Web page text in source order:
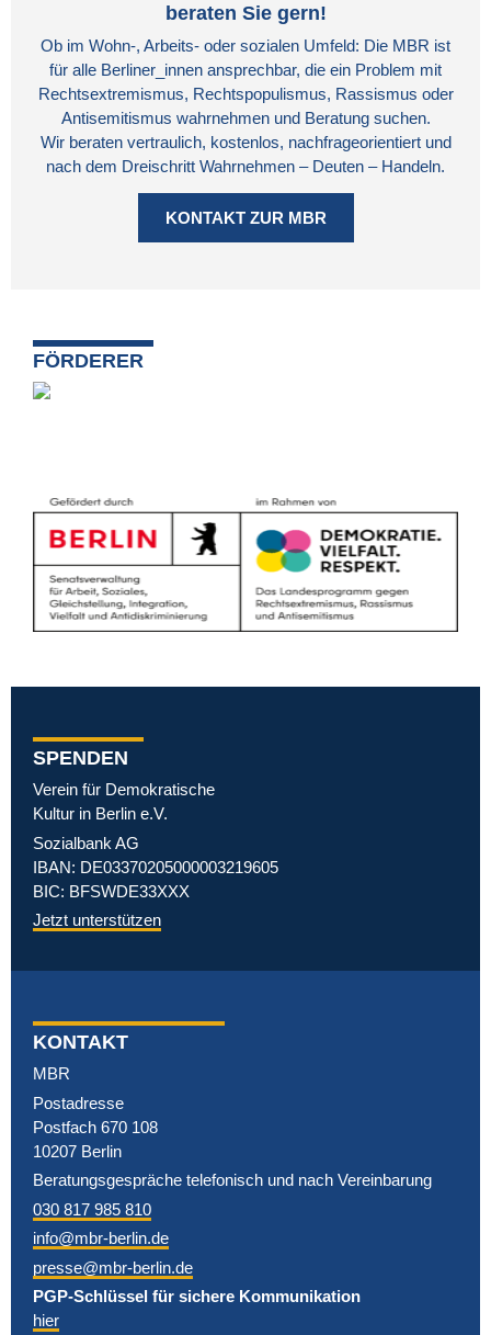
beraten Sie gern!
Ob im Wohn-, Arbeits- oder sozialen Umfeld: Die MBR ist
für alle Berliner_innen ansprechbar, die ein Problem mit
Rechtsextremismus, Rechtspopulismus, Rassismus oder
Antisemitismus wahrnehmen und Beratung suchen.
Wir beraten vertraulich, kostenlos, nachfrageorientiert und
nach dem Dreischritt Wahrnehmen – Deuten – Handeln.
KONTAKT ZUR MBR
FÖRDERER
SPENDEN
Verein für Demokratische
Kultur in Berlin e.V.
Sozialbank AG
IBAN: DE03370205000003219605
BIC: BFSWDE33XXX
Jetzt unterstützen
KONTAKT
MBR
Postadresse
Postfach 670 108
10207 Berlin
Beratungsgespräche telefonisch und nach Vereinbarung
030 817 985 810
info@mbr-berlin.de
presse@mbr-berlin.de
PGP-Schlüssel für sichere Kommunikation
hier